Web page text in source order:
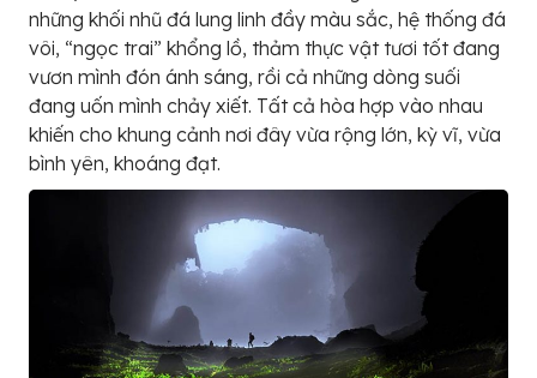
những khối nhũ đá lung linh đầy màu sắc, hệ thống đá
vôi, “ngọc trai” khổng lồ, thảm thực vật tươi tốt đang
vươn mình đón ánh sáng, rồi cả những dòng suối
đang uốn mình chảy xiết. Tất cả hòa hợp vào nhau
khiến cho khung cảnh nơi đây vừa rộng lớn, kỳ vĩ, vừa
bình yên, khoáng đạt.